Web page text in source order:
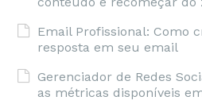
Email Profissional: Como
resposta em seu email
Gerenciador de Redes
as métricas disponíveis